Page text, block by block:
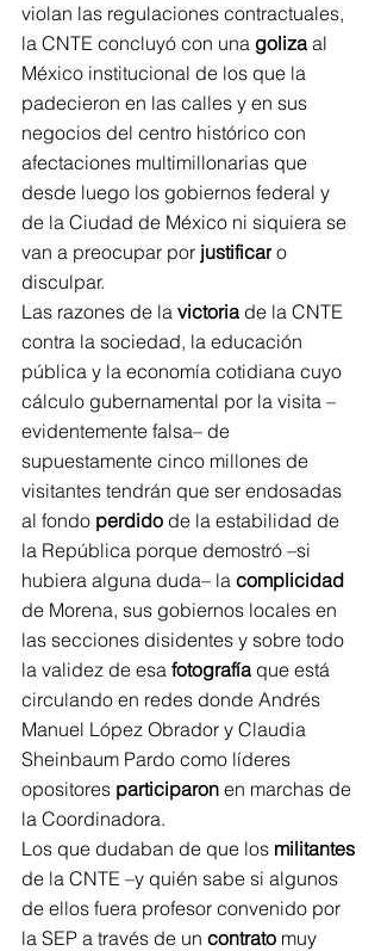
violan las regulaciones contractuales,
la CNTE concluyó con una goliza al
México institucional de los que la
padecieron en las calles y en sus
negocios del centro histórico con
afectaciones multimillonarias que
desde luego los gobiernos federal y
de la Ciudad de México ni siquiera se
van a preocupar por justificar o
disculpar.
Las razones de la victoria de la CNTE
contra la sociedad, la educación
pública y la economía cotidiana cuyo
cálculo gubernamental por la visita –
evidentemente falsa– de
supuestamente cinco millones de
visitantes tendrán que ser endosadas
al fondo perdido de la estabilidad de
la República porque demostró –si
hubiera alguna duda– la complicidad
de Morena, sus gobiernos locales en
las secciones disidentes y sobre todo
la validez de esa fotografía que está
circulando en redes donde Andrés
Manuel López Obrador y Claudia
Sheinbaum Pardo como líderes
opositores participaron en marchas de
la Coordinadora.
Los que dudaban de que los militantes
de la CNTE –y quién sabe si algunos
de ellos fuera profesor convenido por
la SEP a través de un contrato muy